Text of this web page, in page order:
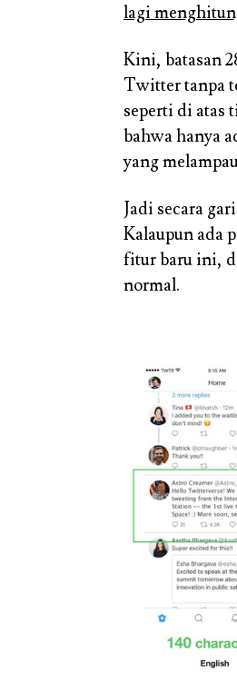
lagi
Kini, batasan
Twitter tanpa
seperti di atas
bahwa hanya
yang
Jadi secara
Kalaupun ada
fitur baru ini,
normal.